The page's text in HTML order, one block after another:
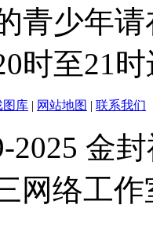
青少年
时至21
图库 | 网站地图 | 联系我们
2025 金
网络工